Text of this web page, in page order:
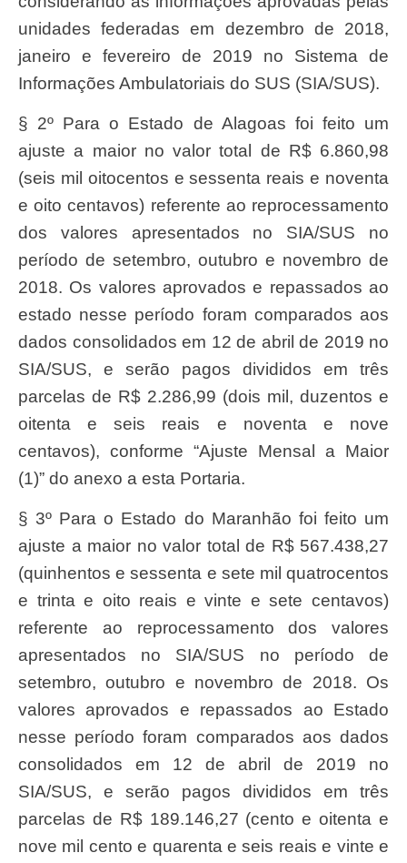
unidades federadas em dezembro de 2018,
janeiro e fevereiro de 2019 no Sistema de
Informações Ambulatoriais do SUS (SIA/SUS).
§ 2º Para o Estado de Alagoas foi feito um
ajuste a maior no valor total de R$ 6.860,98
(seis mil oitocentos e sessenta reais e noventa
e oito centavos) referente ao reprocessamento
dos valores apresentados no SIA/SUS no
período de setembro, outubro e novembro de
2018. Os valores aprovados e repassados ao
estado nesse período foram comparados aos
dados consolidados em 12 de abril de 2019 no
SIA/SUS, e serão pagos divididos em três
parcelas de R$ 2.286,99 (dois mil, duzentos e
oitenta e seis reais e noventa e nove
centavos), conforme “Ajuste Mensal a Maior
(1)” do anexo a esta Portaria.
§ 3º Para o Estado do Maranhão foi feito um
ajuste a maior no valor total de R$ 567.438,27
(quinhentos e sessenta e sete mil quatrocentos
e trinta e oito reais e vinte e sete centavos)
referente ao reprocessamento dos valores
apresentados no SIA/SUS no período de
setembro, outubro e novembro de 2018. Os
valores aprovados e repassados ao Estado
nesse período foram comparados aos dados
consolidados em 12 de abril de 2019 no
SIA/SUS, e serão pagos divididos em três
parcelas de R$ 189.146,27 (cento e oitenta e
nove mil cento e quarenta e seis reais e vinte e